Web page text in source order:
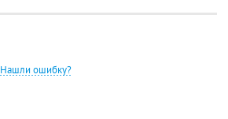
Нашли ошибку?